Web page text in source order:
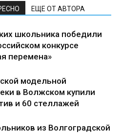
ЕЩЕ ОТ АВТОРА
школьника победили
конкурсе
перемена»
модельной
в Волжском купили
и 60 стеллажей
из Волгоградской